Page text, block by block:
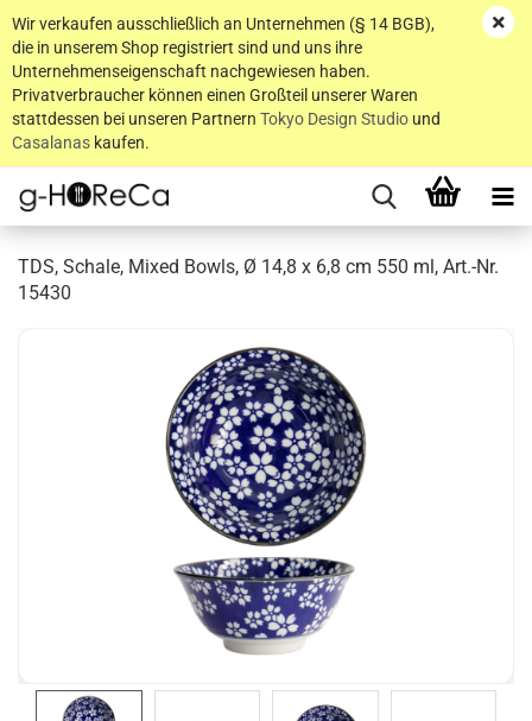
Wir verkaufen ausschließlich an Unternehmen (§ 14 BGB),
die in unserem Shop registriert sind und uns ihre
Unternehmenseigenschaft nachgewiesen haben.
Privatverbraucher können einen Großteil unserer Waren
stattdessen bei unseren Partnern Tokyo Design Studio und
Casalanas kaufen.
TDS, Schale, Mixed Bowls, Ø 14,8 x 6,8 cm 550 ml, Art.-Nr.
15430